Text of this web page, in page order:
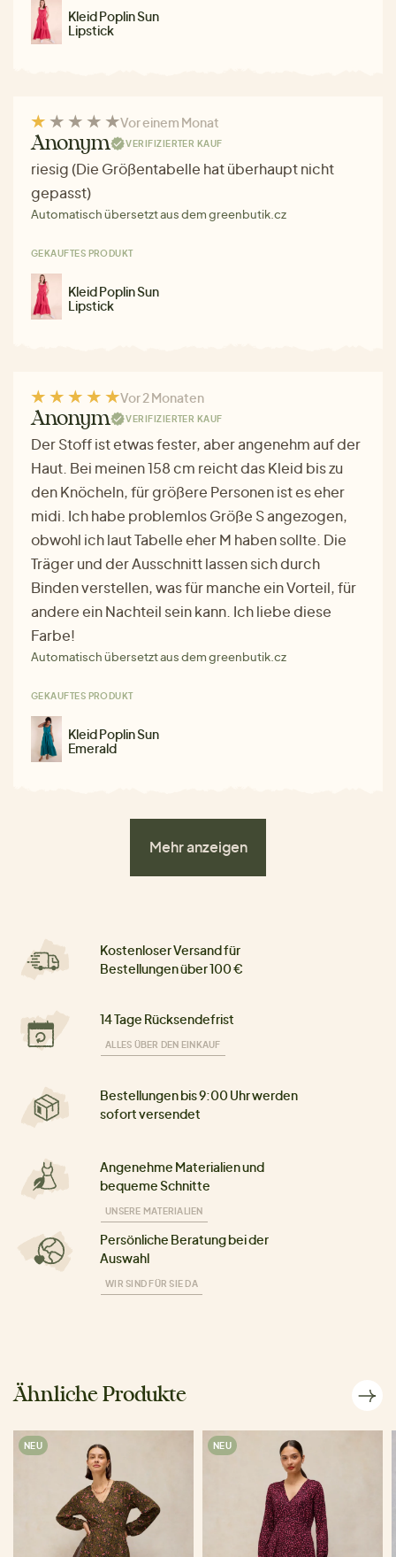
Kleid Poplin Sun
Lipstick
Vor einem Monat
Anonym VERIFIZIERTER KAUF
riesig (Die Größentabelle hat überhaupt nicht
gepasst)
Automatisch übersetzt aus dem greenbutik.cz
GEKAUFTES PRODUKT
Kleid Poplin Sun
Lipstick
Vor 2 Monaten
Anonym VERIFIZIERTER KAUF
Der Stoff ist etwas fester, aber angenehm auf der
Haut. Bei meinen 158 cm reicht das Kleid bis zu
den Knöcheln, für größere Personen ist es eher
midi. Ich habe problemlos Größe S angezogen,
obwohl ich laut Tabelle eher M haben sollte. Die
Träger und der Ausschnitt lassen sich durch
Binden verstellen, was für manche ein Vorteil, für
andere ein Nachteil sein kann. Ich liebe diese
Farbe!
Automatisch übersetzt aus dem greenbutik.cz
GEKAUFTES PRODUKT
Kleid Poplin Sun
Emerald
Mehr anzeigen
Kostenloser Versand für
Bestellungen über 100 €
14 Tage Rücksendefrist
ALLES ÜBER DEN EINKAUF
Bestellungen bis 9:00 Uhr werden
sofort versendet
Angenehme Materialien und
bequeme Schnitte
UNSERE MATERIALIEN
Persönliche Beratung bei der
Auswahl
WIR SIND FÜR SIE DA
Ähnliche Produkte
NEU NEU